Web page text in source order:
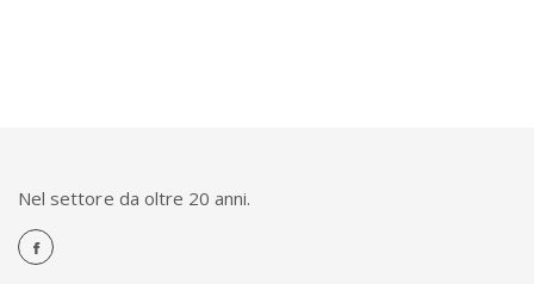
Nel settore da oltre 20 anni.